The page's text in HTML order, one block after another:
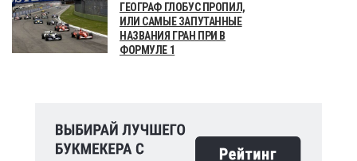
ГЕОГРАФ ГЛОБУС ПРОПИЛ,
ИЛИ САМЫЕ ЗАПУТАННЫЕ
НАЗВАНИЯ ГРАН ПРИ В
ФОРМУЛЕ 1